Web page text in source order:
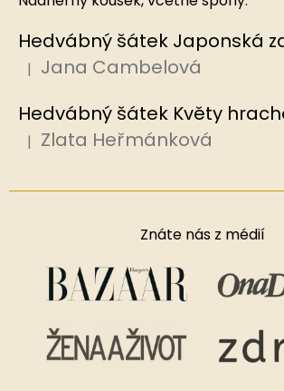
Hodnocení produktu je 5 z 5 hvězdiček.
| Jana Cambelová
Hodnocení produktu je 5 z 5 hvězdiček.
| Zlata Heřmánková
Znáte nás z médií